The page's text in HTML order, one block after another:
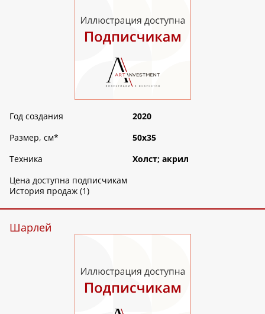
Год создания
2020
Размер, см*
50х35
Техника
Холст; акрил
Цена доступна подписчикам
История продаж (1)
Шарлей